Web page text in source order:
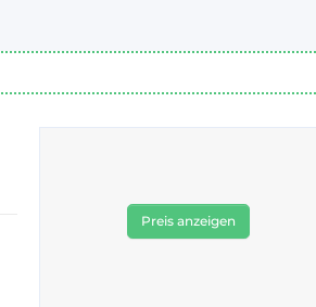
Preis anzeigen